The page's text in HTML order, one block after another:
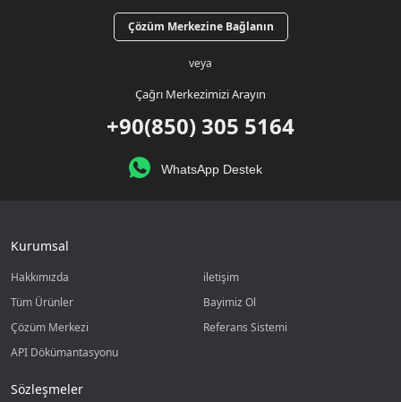
Çözüm Merkezine Bağlanın
veya
Çağrı Merkezimizi Arayın
+90(850) 305 5164
WhatsApp Destek
Kurumsal
Hakkımızda
iletişim
Tüm Ürünler
Bayimiz Ol
Çözüm Merkezi
Referans Sistemi
API Dökümantasyonu
Sözleşmeler